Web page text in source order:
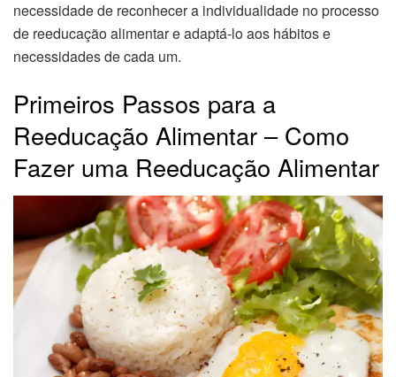
necessidade de reconhecer a individualidade no processo
de reeducação alimentar e adaptá-lo aos hábitos e
necessidades de cada um.
Primeiros Passos para a
Reeducação Alimentar – Como
Fazer uma Reeducação Alimentar